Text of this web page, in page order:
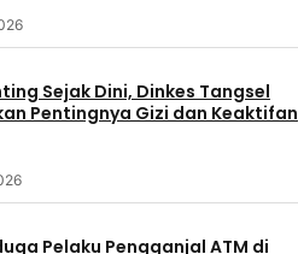
Sejak Dini, Dinkes Tangsel
Pentingnya Gizi dan Keaktifan
Pelaku Pengganjal ATM di